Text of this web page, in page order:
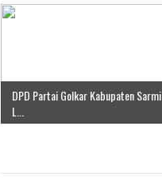
DPD Partai Golkar Kabupaten Sarmi
L...